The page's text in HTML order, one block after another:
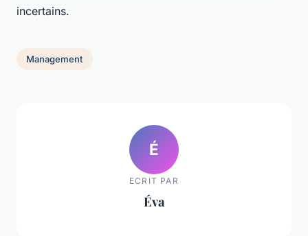
incertains.
Management
É
ECRIT PAR
Éva